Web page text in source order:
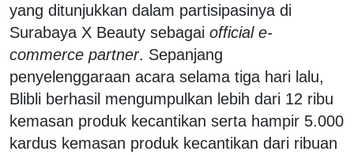
yang ditunjukkan dalam partisipasinya di
Surabaya X Beauty sebagai official e-
commerce partner. Sepanjang
penyelenggaraan acara selama tiga hari lalu,
Blibli berhasil mengumpulkan lebih dari 12 ribu
kemasan produk kecantikan serta hampir 5.000
kardus kemasan produk kecantikan dari ribuan